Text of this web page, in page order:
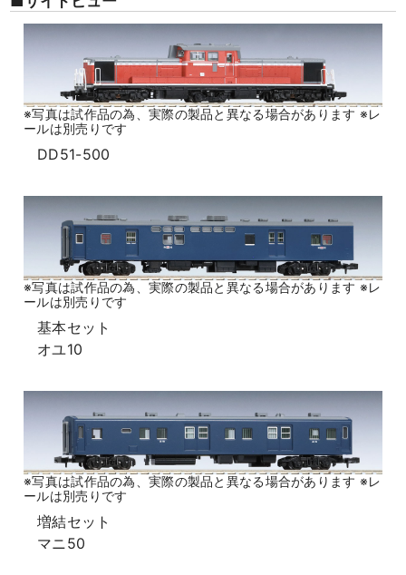
※写真は試作品の為、実際の製品と異なる場合があります ※レ
ールは別売りです
DD51-500
※写真は試作品の為、実際の製品と異なる場合があります ※レ
ールは別売りです
基本セット
オユ10
※写真は試作品の為、実際の製品と異なる場合があります ※レ
ールは別売りです
増結セット
マニ50